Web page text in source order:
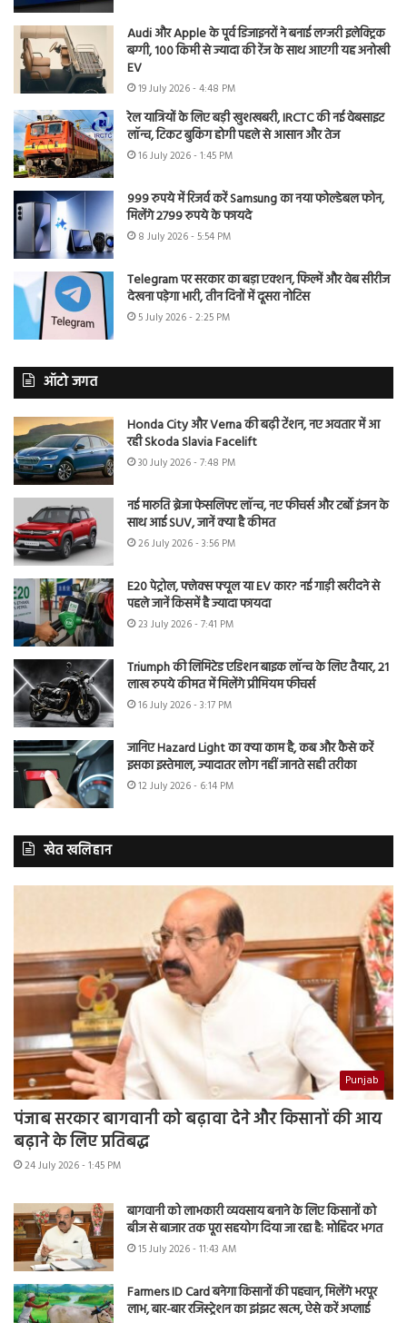
Audi और Apple के पूर्व डिजाइनरों ने बनाई लग्जरी इलेक्ट्रिक
बग्गी, 100 किमी से ज्यादा की रेंज के साथ आएगी यह अनोखी
EV
19 July 2026 - 4:48 PM
रेल यात्रियों के लिए बड़ी खुशखबरी, IRCTC की नई वेबसाइट
लॉन्च, टिकट बुकिंग होगी पहले से आसान और तेज
16 July 2026 - 1:45 PM
999 रुपये में रिजर्व करें Samsung का नया फोल्डेबल फोन,
मिलेंगे 2799 रुपये के फायदे
8 July 2026 - 5:54 PM
Telegram पर सरकार का बड़ा एक्शन, फिल्में और वेब सीरीज
देखना पड़ेगा भारी, तीन दिनों में दूसरा नोटिस
5 July 2026 - 2:25 PM
ऑटो जगत
Honda City और Verna की बढ़ी टेंशन, नए अवतार में आ
रही Skoda Slavia Facelift
30 July 2026 - 7:48 PM
नई मारुति ब्रेजा फेसलिफ्ट लॉन्च, नए फीचर्स और टर्बो इंजन के
साथ आई SUV, जानें क्या है कीमत
26 July 2026 - 3:56 PM
E20 पेट्रोल, फ्लेक्स फ्यूल या EV कार? नई गाड़ी खरीदने से
पहले जानें किसमें है ज्यादा फायदा
23 July 2026 - 7:41 PM
Triumph की लिमिटेड एडिशन बाइक लॉन्च के लिए तैयार, 21
लाख रुपये कीमत में मिलेंगे प्रीमियम फीचर्स
16 July 2026 - 3:17 PM
जानिए Hazard Light का क्या काम है, कब और कैसे करें
इसका इस्तेमाल, ज्यादातर लोग नहीं जानते सही तरीका
12 July 2026 - 6:14 PM
खेत खलिहान
Punjab
पंजाब सरकार बागवानी को बढ़ावा देने और किसानों की आय
बढ़ाने के लिए प्रतिबद्ध
24 July 2026 - 1:45 PM
बागवानी को लाभकारी व्यवसाय बनाने के लिए किसानों को
बीज से बाजार तक पूरा सहयोग दिया जा रहा है: मोहिंदर भगत
15 July 2026 - 11:43 AM
Farmers ID Card बनेगा किसानों की पहचान, मिलेंगे भरपूर
लाभ, बार-बार रजिस्ट्रेशन का झंझट खत्म, ऐसे करें अप्लाई